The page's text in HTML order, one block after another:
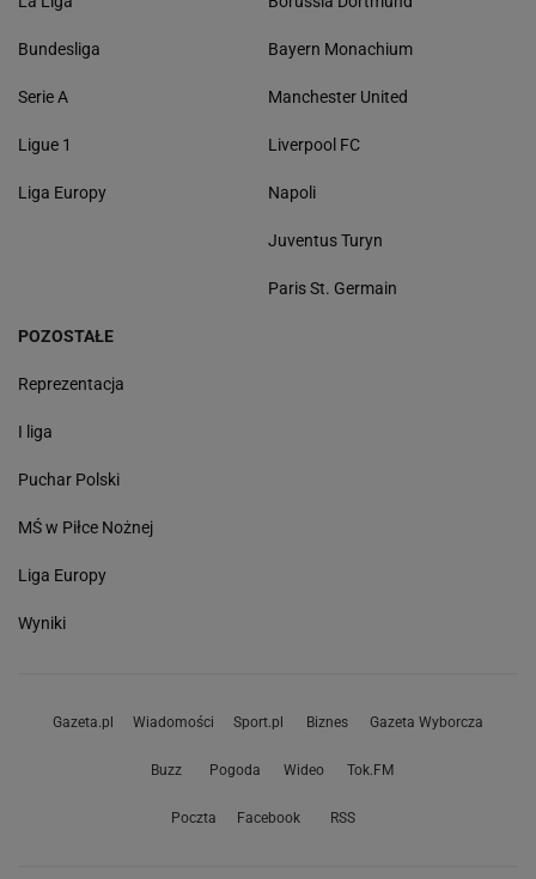
Bundesliga
Serie A
Ligue 1
Liga Europy
Bayern Monachium
Manchester United
Liverpool FC
Napoli
Juventus Turyn
Paris St. Germain
POZOSTAŁE
Reprezentacja
I liga
Puchar Polski
MŚ w Piłce Nożnej
Liga Europy
Wyniki
Gazeta.pl Wiadomości Sport.pl Biznes Gazeta Wyborcza
Buzz Pogoda Wideo Tok.FM
Poczta Facebook RSS